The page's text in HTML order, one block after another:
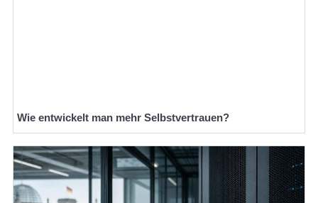
Wie entwickelt man mehr Selbstvertrauen?